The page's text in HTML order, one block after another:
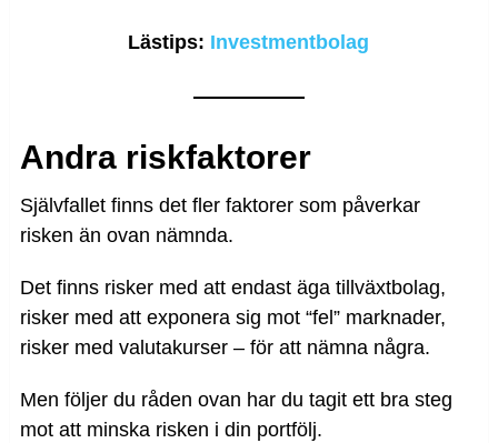
Lästips: Investmentbolag
Andra riskfaktorer
Självfallet finns det fler faktorer som påverkar
risken än ovan nämnda.
Det finns risker med att endast äga tillväxtbolag,
risker med att exponera sig mot “fel” marknader,
risker med valutakurser – för att nämna några.
Men följer du råden ovan har du tagit ett bra steg
mot att minska risken i din portfölj.